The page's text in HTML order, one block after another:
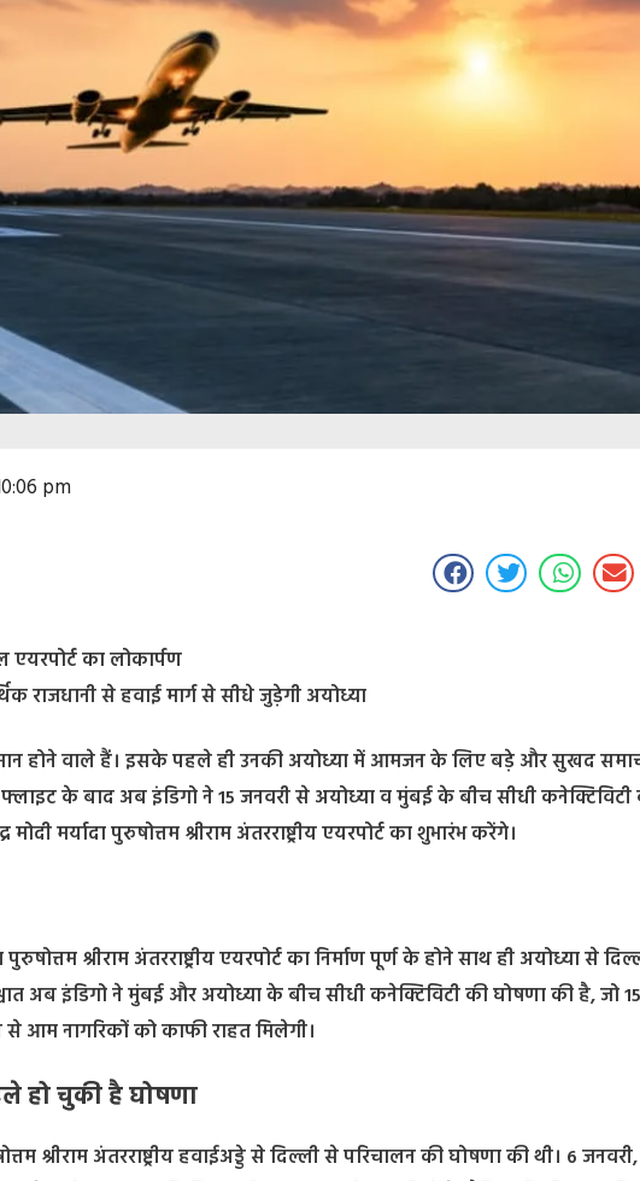
pm
एयरपोर्ट का लोकार्पण
से हवाई मार्ग से सीधे जुड़ेगी अयोध्या
होने वाले हैं। इसके पहले ही उनकी अयोध्या में आमजन के लिए बड़े और सुखद
के बाद अब इंडिगो ने 15 जनवरी से अयोध्या व मुंबई के बीच सीधी कनेक्टिविटी
मर्यादा पुरुषोत्तम श्रीराम अंतरराष्ट्रीय एयरपोर्ट का शुभारंभ करेंगे।
श्रीराम अंतरराष्ट्रीय एयरपोर्ट का निर्माण पूर्ण के होने साथ ही अयोध्या से
अब इंडिगो ने मुंबई और अयोध्या के बीच सीधी कनेक्टिविटी की घोषणा की है, जो
से आम नागरिकों को काफी राहत मिलेगी।
हो चुकी है घोषणा
श्रीराम अंतरराष्ट्रीय हवाईअड्डे से दिल्ली से परिचालन की घोषणा की थी। 6